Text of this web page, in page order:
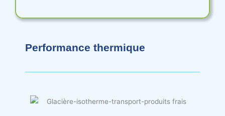
Performance thermique